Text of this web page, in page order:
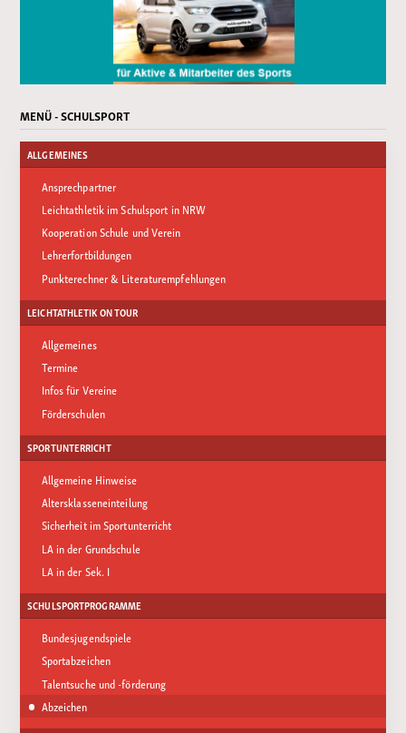
MENÜ - SCHULSPORT
ALLGEMEINES
Ansprechpartner
Leichtathletik im Schulsport in NRW
Kooperation Schule und Verein
Lehrerfortbildungen
Punkterechner & Literaturempfehlungen
LEICHTATHLETIK ON TOUR
Allgemeines
Termine
Infos für Vereine
Förderschulen
SPORTUNTERRICHT
Allgemeine Hinweise
Altersklasseneinteilung
Sicherheit im Sportunterricht
LA in der Grundschule
LA in der Sek. I
SCHULSPORTPROGRAMME
Bundesjugendspiele
Sportabzeichen
Talentsuche und -förderung
Abzeichen